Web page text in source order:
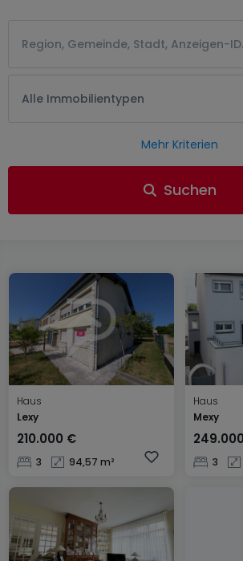
Alle Immobilientypen
Mehr Kriterien
Suchen
Haus
Lexy
210.000 €
3 94,57 m²
Haus
Mexy
3